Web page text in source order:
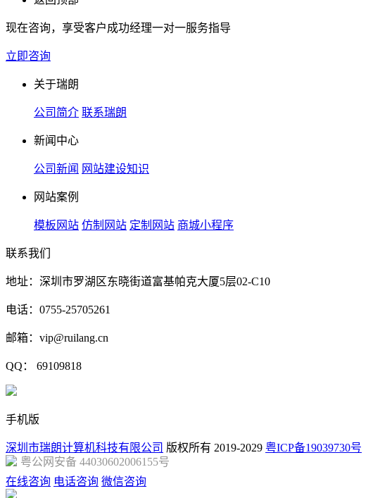
现在咨询，享受客户成功经理一对一服务指导
立即咨询
关于瑞朗
公司简介 联系瑞朗
新闻中心
公司新闻 网站建设知识
网站案例
模板网站 仿制网站 定制网站 商城小程序
联系我们
地址：深圳市罗湖区东晓街道富基帕克大厦5层02-C10
电话：0755-25705261
邮箱：vip@ruilang.cn
QQ： 69109818
手机版
深圳市瑞朗计算机科技有限公司 版权所有 2019-2029 粤ICP备19039730号
粤公网安备 44030602006155号
在线咨询 电话咨询 微信咨询